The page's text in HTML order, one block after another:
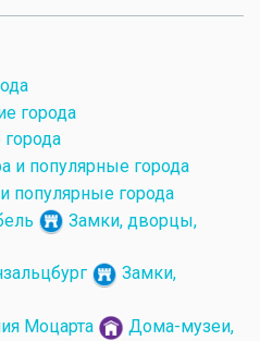
города
города
и популярные города
популярные города
Замки, дворцы,
Замки,
Моцарта
Дома-музеи,